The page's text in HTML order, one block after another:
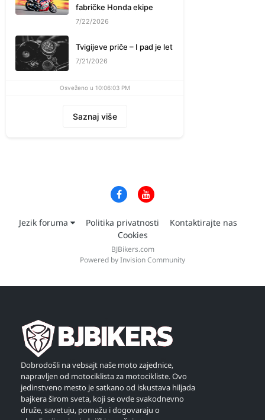
fabričke Honda ekipe
7/22/2026
Tvigijeve priče – I pad je let
7/21/2026
Osveženo u 10:06:03 PM
Saznaj više
Jezik foruma Politika privatnosti
Kontaktirajte nas
Cookies
BJBikers.com
Powered by Invision Community
Dobrodošli na vebsajt naše moto zajednice,
napravljen od motociklista za motocikliste. Ovo
jedinstveno mesto je satkano od iskustava hiljada
bajkera širom sveta, koji se ovde svakodnevno
druže, savetuju, pomažu i dogovaraju o